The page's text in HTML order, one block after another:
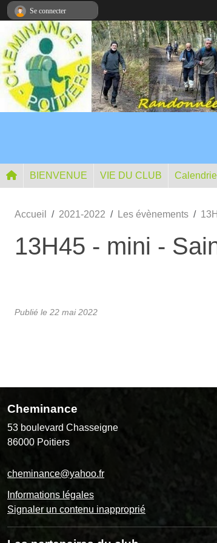
BIENVENUE VIE DU CLUB
Accueil 2021-2022 Les évènements
13H45 - mini -
Publié le 22 mai 2022
Cheminance
53 boulevard Chasseigne
86000 Poitiers
cheminance@yahoo.fr
Informations légales
Signaler un contenu inapproprié
Se connecter
Panneau de gestion des cookies